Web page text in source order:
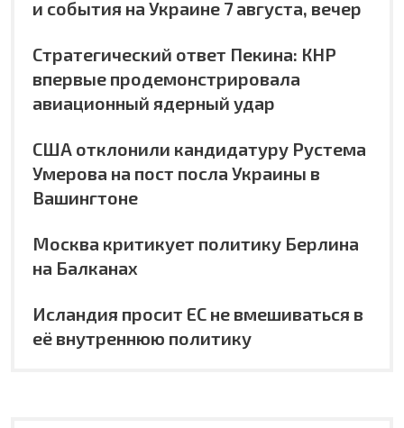
и события на Украине 7 августа, вечер
Стратегический ответ Пекина: КНР
впервые продемонстрировала
авиационный ядерный удар
США отклонили кандидатуру Рустема
Умерова на пост посла Украины в
Вашингтоне
Москва критикует политику Берлина
на Балканах
Исландия просит ЕС не вмешиваться в
её внутреннюю политику